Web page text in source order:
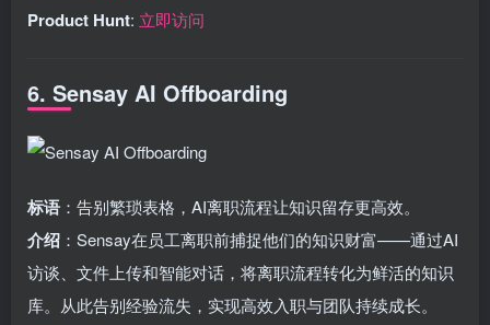
Product Hunt: 立即访问
6. Sensay AI Offboarding
标语 ：告别繁琐表格，AI离职流程让知识留存更高效。
介绍 ：Sensay在员工离职前捕捉他们的知识财富——通过AI
访谈、文件上传和智能对话，将离职流程转化为鲜活的知识
库。从此告别经验流失，实现高效入职与团队持续成长。